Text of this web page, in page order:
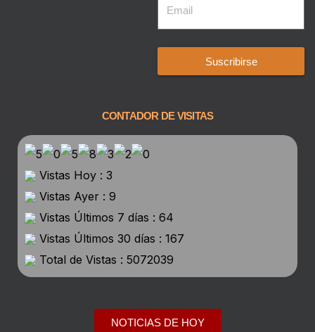
Suscribirse
CONTADOR DE VISITAS
Vistas Hoy : 3
Vistas Ayer : 9
Vistas Últimos 7 días : 64
Vistas Últimos 30 días : 167
Total de Vistas : 5072039
NOTICIAS DE HOY